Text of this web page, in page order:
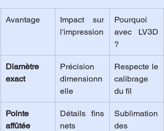
Avantage
Impact sur
l'impression
Pourquoi
avec LV3D
?
Diamètre
exact
Précision
dimensionn
elle
Respecte le
calibrage
du fil
Pointe
affûtée
Détails fins
nets
Sublimation
des